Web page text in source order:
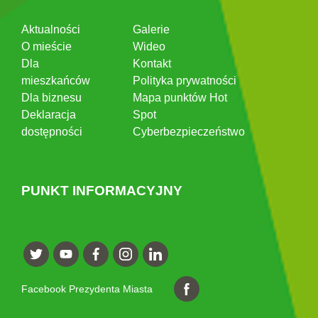
Aktualności
O mieście
Dla
mieszkańców
Dla biznesu
Deklaracja
dostępności
Galerie
Wideo
Kontakt
Polityka prywatności
Mapa punktów Hot
Spot
Cyberbezpieczeństwo
PUNKT INFORMACYJNY
Facebook Prezydenta Miasta